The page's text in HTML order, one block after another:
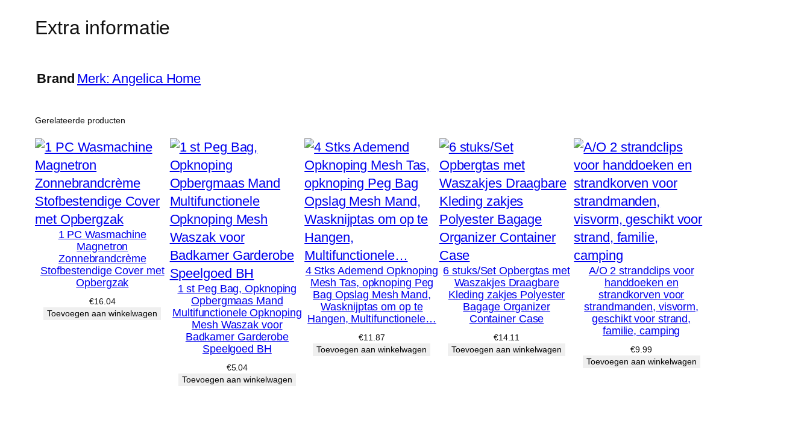
m
e
r
w
a
s
m
a
n
d
e
Extra informatie
Brand Merk: Angelica Home
Gerelateerde producten
1 PC Wasmachine
Magnetron
Zonnebrandcrème
Stofbestendige Cover met
Opbergzak
€16.04
Toevoegen aan winkelwagen
1 st Peg Bag, Opknoping
Opbergmaas Mand
Multifunctionele Opknoping
Mesh Waszak voor
Badkamer Garderobe
Speelgoed BH
€5.04
Toevoegen aan winkelwagen
4 Stks Ademend Opknoping
Mesh Tas, opknoping Peg
Bag Opslag Mesh Mand,
Wasknijptas om op te
Hangen, Multifunctionele…
€11.87
Toevoegen aan winkelwagen
6 stuks/Set Opbergtas met
Waszakjes Draagbare
Kleding zakjes Polyester
Bagage Organizer
Container Case
€14.11
Toevoegen aan winkelwagen
A/O 2 strandclips voor
handdoeken en
strandkorven voor
strandmanden, visvorm,
geschikt voor strand,
familie, camping
€9.99
Toevoegen aan winkelwagen